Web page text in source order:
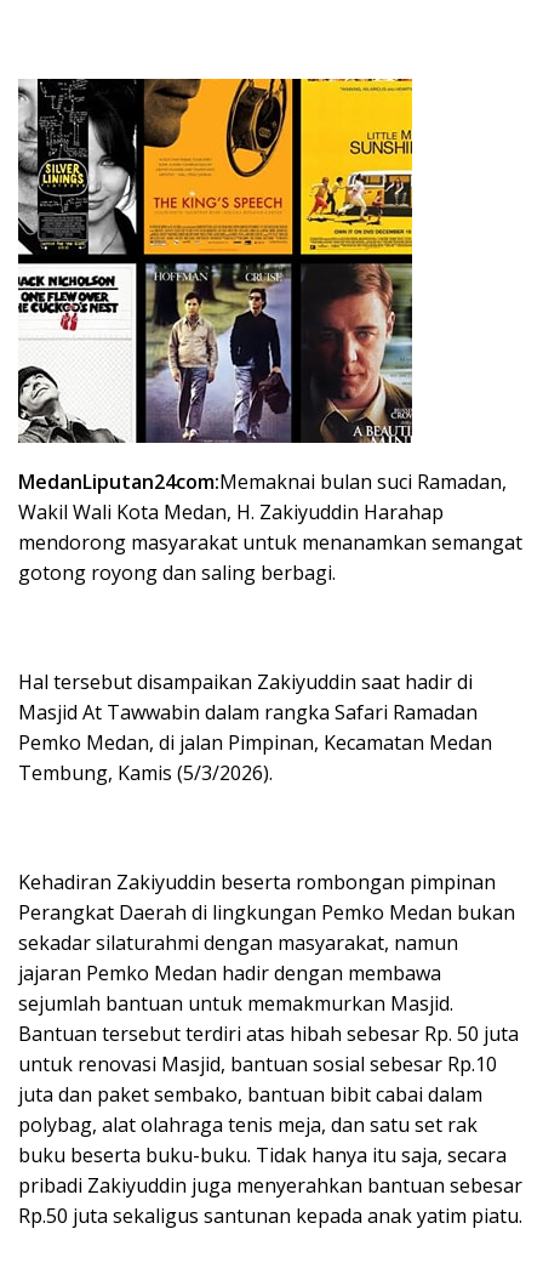
MedanLiputan24com:Memaknai bulan suci Ramadan,
Wakil Wali Kota Medan, H. Zakiyuddin Harahap
mendorong masyarakat untuk menanamkan semangat
gotong royong dan saling berbagi.
Hal tersebut disampaikan Zakiyuddin saat hadir di
Masjid At Tawwabin dalam rangka Safari Ramadan
Pemko Medan, di jalan Pimpinan, Kecamatan Medan
Tembung, Kamis (5/3/2026).
Kehadiran Zakiyuddin beserta rombongan pimpinan
Perangkat Daerah di lingkungan Pemko Medan bukan
sekadar silaturahmi dengan masyarakat, namun
jajaran Pemko Medan hadir dengan membawa
sejumlah bantuan untuk memakmurkan Masjid.
Bantuan tersebut terdiri atas hibah sebesar Rp. 50 juta
untuk renovasi Masjid, bantuan sosial sebesar Rp.10
juta dan paket sembako, bantuan bibit cabai dalam
polybag, alat olahraga tenis meja, dan satu set rak
buku beserta buku-buku. Tidak hanya itu saja, secara
pribadi Zakiyuddin juga menyerahkan bantuan sebesar
Rp.50 juta sekaligus santunan kepada anak yatim piatu.